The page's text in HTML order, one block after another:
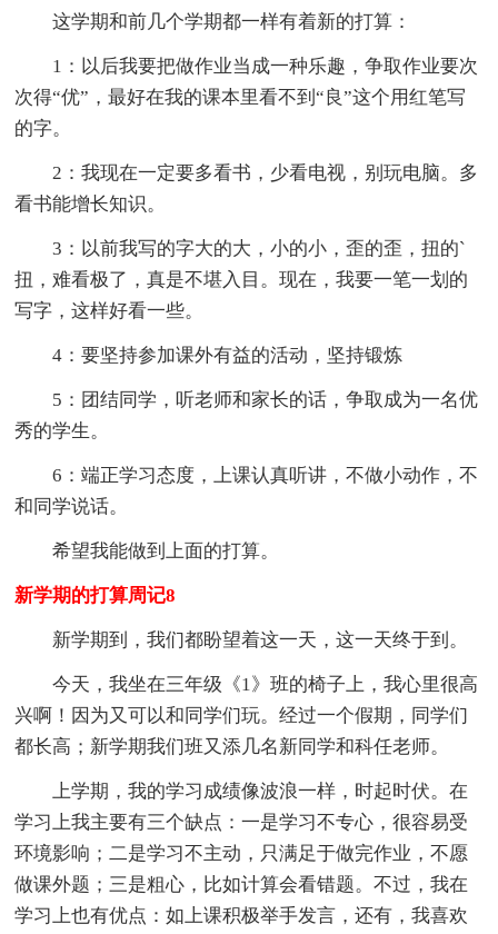
这学期和前几个学期都一样有着新的打算：
1：以后我要把做作业当成一种乐趣，争取作业要次
次得“优”，最好在我的课本里看不到“良”这个用红笔写
的字。
2：我现在一定要多看书，少看电视，别玩电脑。多
看书能增长知识。
3：以前我写的字大的大，小的小，歪的歪，扭的`
扭，难看极了，真是不堪入目。现在，我要一笔一划的
写字，这样好看一些。
4：要坚持参加课外有益的活动，坚持锻炼
5：团结同学，听老师和家长的话，争取成为一名优
秀的学生。
6：端正学习态度，上课认真听讲，不做小动作，不
和同学说话。
希望我能做到上面的打算。
新学期的打算周记8
新学期到，我们都盼望着这一天，这一天终于到。
今天，我坐在三年级《1》班的椅子上，我心里很高
兴啊！因为又可以和同学们玩。经过一个假期，同学们
都长高；新学期我们班又添几名新同学和科任老师。
上学期，我的学习成绩像波浪一样，时起时伏。在
学习上我主要有三个缺点：一是学习不专心，很容易受
环境影响；二是学习不主动，只满足于做完作业，不愿
做课外题；三是粗心，比如计算会看错题。不过，我在
学习上也有优点：如上课积极举手发言，还有，我喜欢